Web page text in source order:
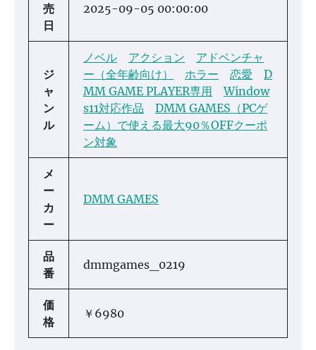
売
日
2025-09-05 00:00:00
ジ
ャ
ン
ル
ノベル アクション
アドベンチャ
ー（全年齢向け）
ホラー 恋愛
D
MM GAME PLAYER専用
Window
s11対応作品
DMM GAMES（PCゲ
ーム）で使える最大90％OFFクーポ
ン対象
メ
ー
カ
ー
DMM GAMES
品
番
dmmgames_0219
価
格
￥6980